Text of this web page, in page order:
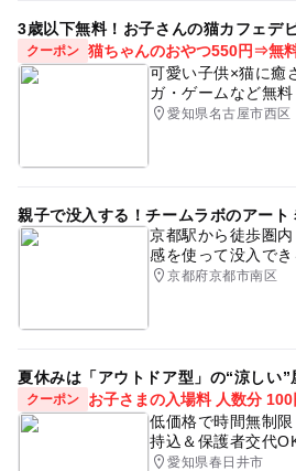
3歳以下無料！お子さんの猫カフェデ
クーポン 猫ちゃんのおやつ550円⇒無
可愛い子供×猫に癒
ガ・ゲームなど無料
愛知県名古屋市西区
親子で没入する！チームラボのアート
京都駅から徒歩圏
感を使って没入でき
京都府京都市南区
夏休みは「アウトドア型」の“涼しい
クーポン
お子さまの入場料 人数分 100
低価格で時間無制
持込＆保護者交代
愛知県春日井市